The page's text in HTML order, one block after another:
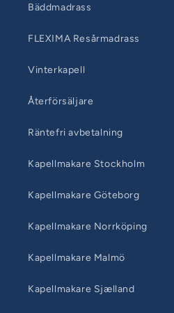
Bäddmadrass
FLEXIMA Resårmadrass
Vinterkapell
Återförsäljare
Räntefri avbetalning
Kapellmakare Stockholm
Kapellmakare Göteborg
Kapellmakare Norrköping
Kapellmakare Malmö
Kapellmakare Sjælland